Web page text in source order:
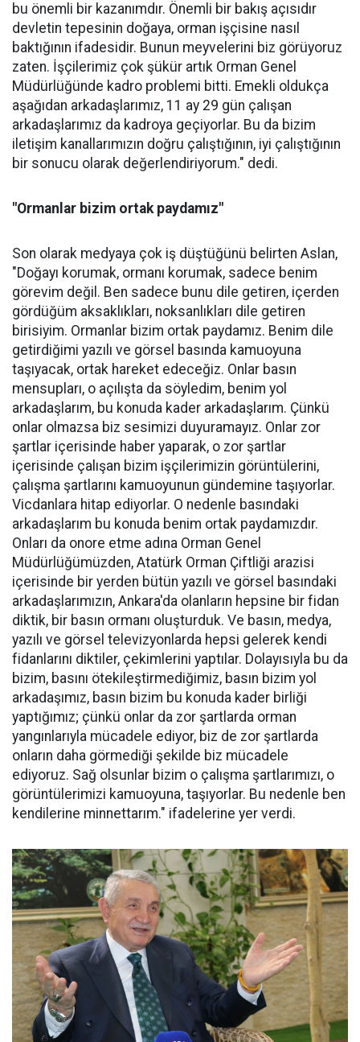
bu önemli bir kazanımdır. Önemli bir bakış açısıdır
devletin tepesinin doğaya, orman işçisine nasıl
baktığının ifadesidir. Bunun meyvelerini biz görüyoruz
zaten. İşçilerimiz çok şükür artık Orman Genel
Müdürlüğünde kadro problemi bitti. Emekli oldukça
aşağıdan arkadaşlarımız, 11 ay 29 gün çalışan
arkadaşlarımız da kadroya geçiyorlar. Bu da bizim
iletişim kanallarımızın doğru çalıştığının, iyi çalıştığının
bir sonucu olarak değerlendiriyorum." dedi.
"Ormanlar bizim ortak paydamız"
Son olarak medyaya çok iş düştüğünü belirten Aslan,
"Doğayı korumak, ormanı korumak, sadece benim
görevim değil. Ben sadece bunu dile getiren, içerden
gördüğüm aksaklıkları, noksanlıkları dile getiren
birisiyim. Ormanlar bizim ortak paydamız. Benim dile
getirdiğimi yazılı ve görsel basında kamuoyuna
taşıyacak, ortak hareket edeceğiz. Onlar basın
mensupları, o açılışta da söyledim, benim yol
arkadaşlarım, bu konuda kader arkadaşlarım. Çünkü
onlar olmazsa biz sesimizi duyuramayız. Onlar zor
şartlar içerisinde haber yaparak, o zor şartlar
içerisinde çalışan bizim işçilerimizin görüntülerini,
çalışma şartlarını kamuoyunun gündemine taşıyorlar.
Vicdanlara hitap ediyorlar. O nedenle basındaki
arkadaşlarım bu konuda benim ortak paydamızdır.
Onları da onore etme adına Orman Genel
Müdürlüğümüzden, Atatürk Orman Çiftliği arazisi
içerisinde bir yerden bütün yazılı ve görsel basındaki
arkadaşlarımızın, Ankara'da olanların hepsine bir fidan
diktik, bir basın ormanı oluşturduk. Ve basın, medya,
yazılı ve görsel televizyonlarda hepsi gelerek kendi
fidanlarını diktiler, çekimlerini yaptılar. Dolayısıyla bu da
bizim, basını ötekileştirmediğimiz, basın bizim yol
arkadaşımız, basın bizim bu konuda kader birliği
yaptığımız; çünkü onlar da zor şartlarda orman
yangınlarıyla mücadele ediyor, biz de zor şartlarda
onların daha görmediği şekilde biz mücadele
ediyoruz. Sağ olsunlar bizim o çalışma şartlarımızı, o
görüntülerimizi kamuoyuna, taşıyorlar. Bu nedenle ben
kendilerine minnettarım." ifadelerine yer verdi.